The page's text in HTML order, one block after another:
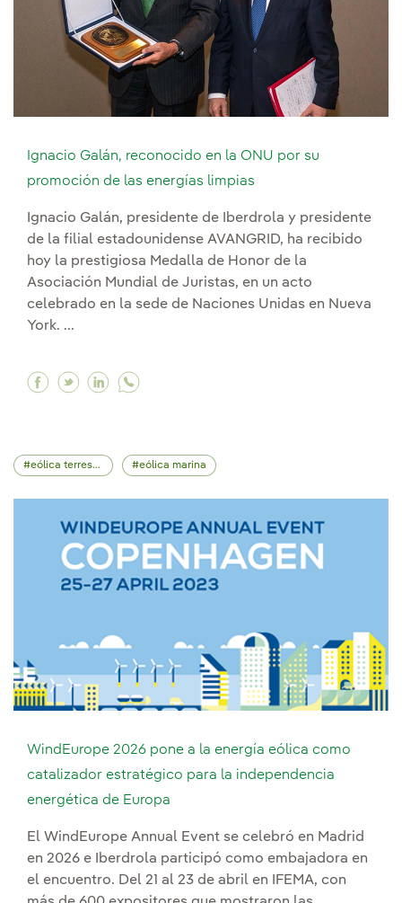
Ignacio Galán, reconocido en la ONU por su
promoción de las energías limpias
Ignacio Galán, presidente de Iberdrola y presidente
de la filial estadounidense AVANGRID, ha recibido
hoy la prestigiosa Medalla de Honor de la
Asociación Mundial de Juristas, en un acto
celebrado en la sede de Naciones Unidas en Nueva
York. ...
Facebook Ignacio Galán, reconocido en la
Twitter Ignacio Galán, reconocido en la
Linkedin Ignacio Galán, reconocido
eólica terrestre eólica marina
WindEurope 2026 pone a la energía eólica como
catalizador estratégico para la independencia
energética de Europa
El WindEurope Annual Event se celebró en Madrid
en 2026 e Iberdrola participó como embajadora en
el encuentro. Del 21 al 23 de abril en IFEMA, con